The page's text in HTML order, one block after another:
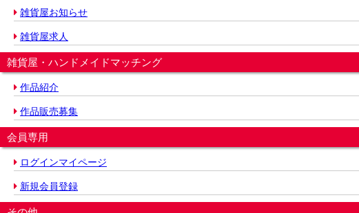
雑貨屋お知らせ
雑貨屋求人
雑貨屋・ハンドメイドマッチング
作品紹介
作品販売募集
会員専用
ログインマイページ
新規会員登録